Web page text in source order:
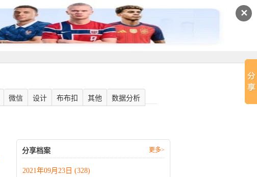
✕
微信 设计 布布扣 其他 数据分析
分享档案 更多>
2021年09月23日 (328)